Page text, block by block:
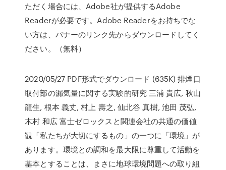
ただく場合には、Adobe社が提供するAdobe
Readerが必要です。Adobe Readerをお持ちでな
い方は、バナーのリンク先からダウンロードしてく
ださい。（無料）
2020/05/27 PDF形式でダウンロード (635K) 排煙口
取付部の漏気量に関する実験的研究 三浦 貴広, 秋山
龍生, 根本 義丈, 村上 壽之, 仙北谷 真樹, 池田 茂弘,
木村 和広 富士ゼロックスと関連会社の共通の価値
観「私たちが大切にするもの」の一つに「環境」が
あります。環境との調和を最大限に尊重して活動を
基本とすることは、まさに地球環境問題への取り組